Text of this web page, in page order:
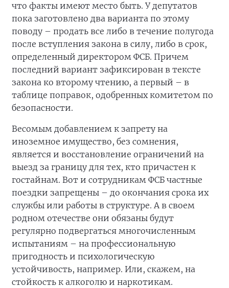
что факты имеют место быть. У депутатов
пока заготовлено два варианта по этому
поводу – продать все либо в течение полугода
после вступления закона в силу, либо в срок,
определенный директором ФСБ. Причем
последний вариант зафиксирован в тексте
закона ко второму чтению, а первый – в
таблице поправок, одобренных комитетом по
безопасности.
Весомым добавлением к запрету на
иноземное имущество, без сомнения,
является и восстановление ограничений на
выезд за границу для тех, кто причастен к
гостайнам. Вот и сотрудникам ФСБ частные
поездки запрещены – до окончания срока их
службы или работы в структуре. А в своем
родном отечестве они обязаны будут
регулярно подвергаться многочисленным
испытаниям – на профессиональную
пригодность и психологическую
устойчивость, например. Или, скажем, на
стойкость к алкоголю и наркотикам.